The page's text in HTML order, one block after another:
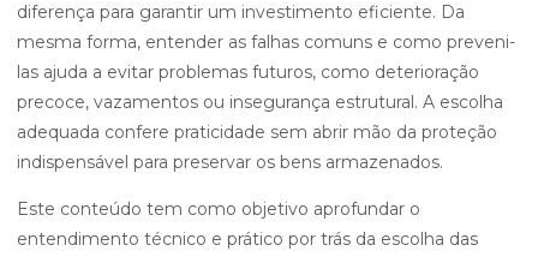
diferença para garantir um investimento eficiente. Da
mesma forma, entender as falhas comuns e como preveni-
las ajuda a evitar problemas futuros, como deterioração
precoce, vazamentos ou insegurança estrutural. A escolha
adequada confere praticidade sem abrir mão da proteção
indispensável para preservar os bens armazenados.
Este conteúdo tem como objetivo aprofundar o
entendimento técnico e prático por trás da escolha das